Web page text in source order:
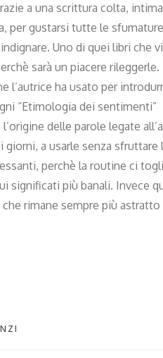
a una scrittura colta,
per gustarsi tutte le
Uno di quei libri che
sarà un piacere rileggerle.
l’autrice ha usato per
“Etimologia dei sentimenti”
delle parole legate
a usarle senza sfruttare
perchè la routine ci
significati più banali. Invece
rimane sempre più astratto